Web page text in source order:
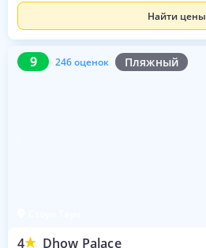
Найти цены
9 246 оценок Пляжный
4 Dhow Palace
9 246 оценок